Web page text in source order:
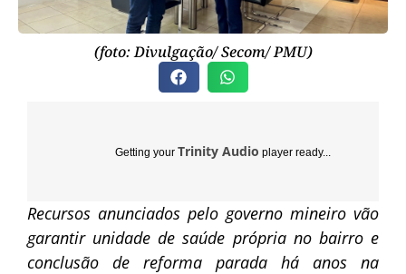
(foto: Divulgação/ Secom/ PMU)
Getting your Trinity Audio player ready...
Recursos anunciados pelo governo mineiro vão
garantir unidade de saúde própria no bairro e
conclusão de reforma parada há anos na